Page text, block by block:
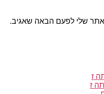
שלי לפעם הבאה שאגיב.
ז
ז